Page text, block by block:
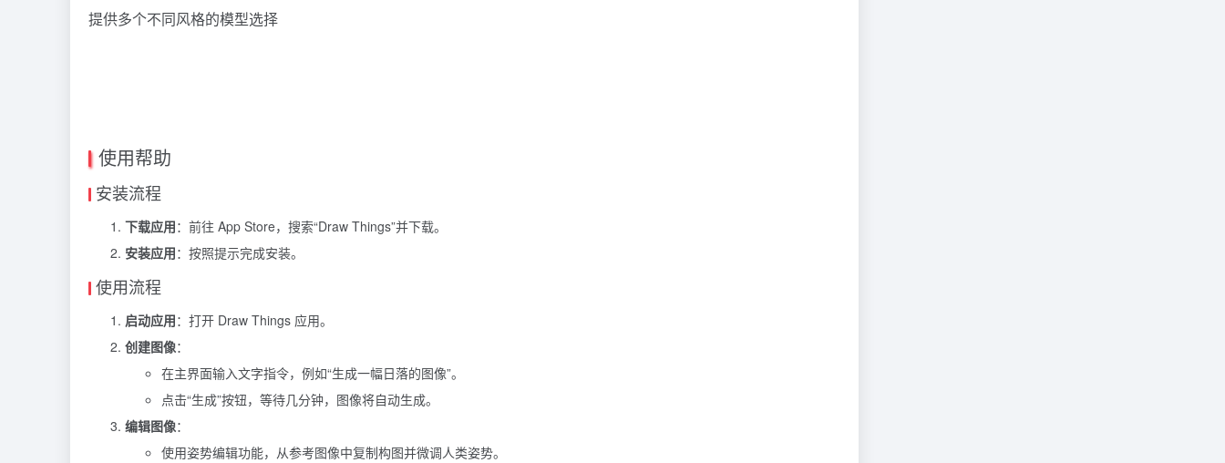
提供多个不同风格的模型选择
使用帮助
安装流程
下载应用：前往 App Store，搜索“Draw Things”并下载。
安装应用：按照提示完成安装。
使用流程
启动应用：打开 Draw Things 应用。
创建图像：
在主界面输入文字指令，例如“生成一幅日落的图像”。
点击“生成”按钮，等待几分钟，图像将自动生成。
编辑图像：
使用姿势编辑功能，从参考图像中复制构图并微调人类姿势。